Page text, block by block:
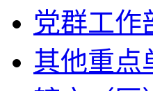
党群工作
其他重点